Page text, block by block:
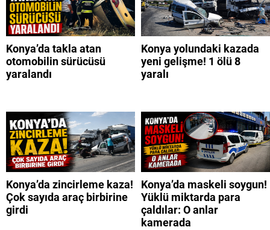
Konya’da takla atan
otomobilin sürücüsü
yaralandı
Konya yolundaki kazada
yeni gelişme! 1 ölü 8
yaralı
Konya’da zincirleme kaza!
Çok sayıda araç birbirine
girdi
Konya’da maskeli soygun!
Yüklü miktarda para
çaldılar: O anlar
kamerada